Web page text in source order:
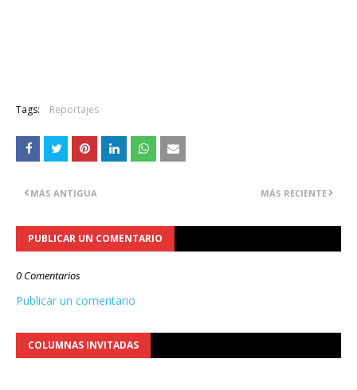
Tags: Reportajes
MÁS RECIENTE
MÁS ANTIGUA
PUBLICAR UN COMENTARIO
0 Comentarios
Publicar un comentario
COLUMNAS INVITADAS